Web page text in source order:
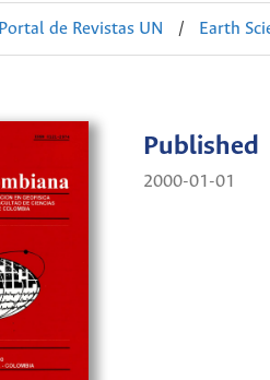
Portal de Revistas UN / Earth
Published
2000-01-01